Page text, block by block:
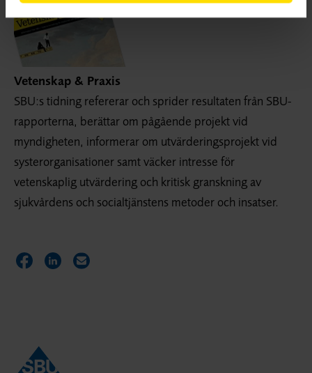
Vetenskap & Praxis
SBU:s tidning refererar och sprider resultaten från SBU-
rapporterna, berättar om pågående projekt vid
myndigheten, informerar om utvärderings­projekt vid
syster­organisationer samt väcker intresse för
vetenskaplig utvärdering och kritisk granskning av
sjukvårdens och socialtjänstens metoder och insatser.
Dela sidan på Facebook
Dela sidan på LinkedIn
Dela sidan via E-post